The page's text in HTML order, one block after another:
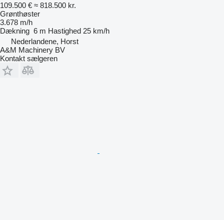
109.500 € ≈ 818.500 kr.
Grønthøster
3.678 m/h
Dækning 6 m Hastighed 25 km/h
Nederlandene, Horst
A&M Machinery BV
Kontakt sælgeren